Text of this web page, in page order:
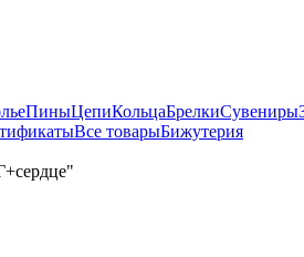
ПиныЦепиКольцаБрелкиСувениры
Все товарыБижутерия